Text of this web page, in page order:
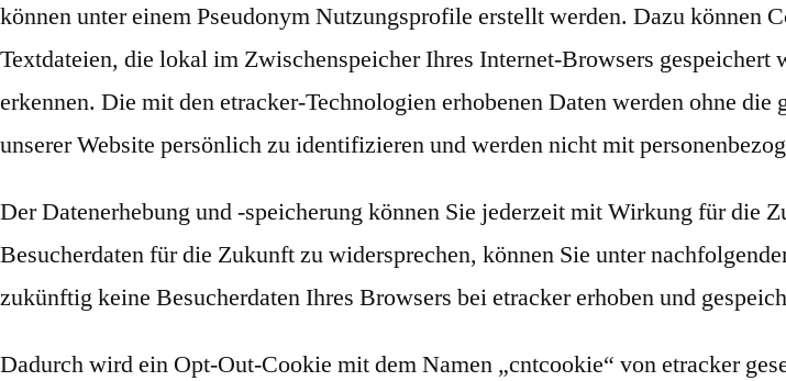
können unter einem Pseudonym Nutzungsprofile erstellt werden. Dazu können
Textdateien, die lokal im Zwischenspeicher Ihres Internet-Browsers
erkennen. Die mit den etracker-Technologien erhobenen Daten werden ohne
unserer Website persönlich zu identifizieren und werden nicht mit
Der Datenerhebung und -speicherung können Sie jederzeit mit Wirkung für die
Besucherdaten für die Zukunft zu widersprechen, können Sie unter
zukünftig keine Besucherdaten Ihres Browsers bei etracker erhoben und
Dadurch wird ein Opt-Out-Cookie mit dem Namen „cntcookie“ von etracker